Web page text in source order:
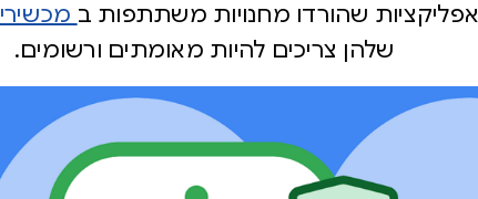
שהורדו מחנויות משתתפות ב מכשירי Android שאושרו
שלהן צריכים להיות מאומתים ורשומים.